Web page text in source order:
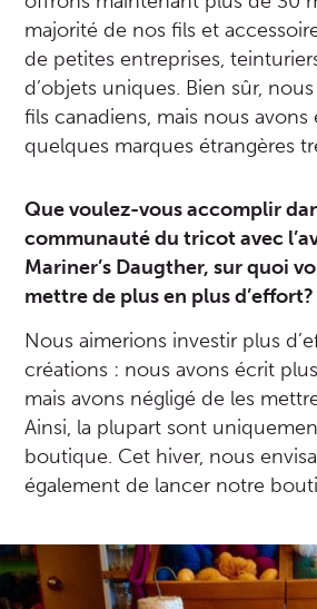
majorité de nos fils et
de petites entreprises,
d’objets uniques. Bien sûr,
fils canadiens, mais nous avons
quelques marques étrangères
Que voulez-vous accomplir
communauté du tricot avec
Mariner’s Daugther, sur quoi
mettre de plus en plus d’effort?
Nous aimerions investir plus
créations : nous avons écrit
mais avons négligé de les
Ainsi, la plupart sont
boutique. Cet hiver, nous
également de lancer notre